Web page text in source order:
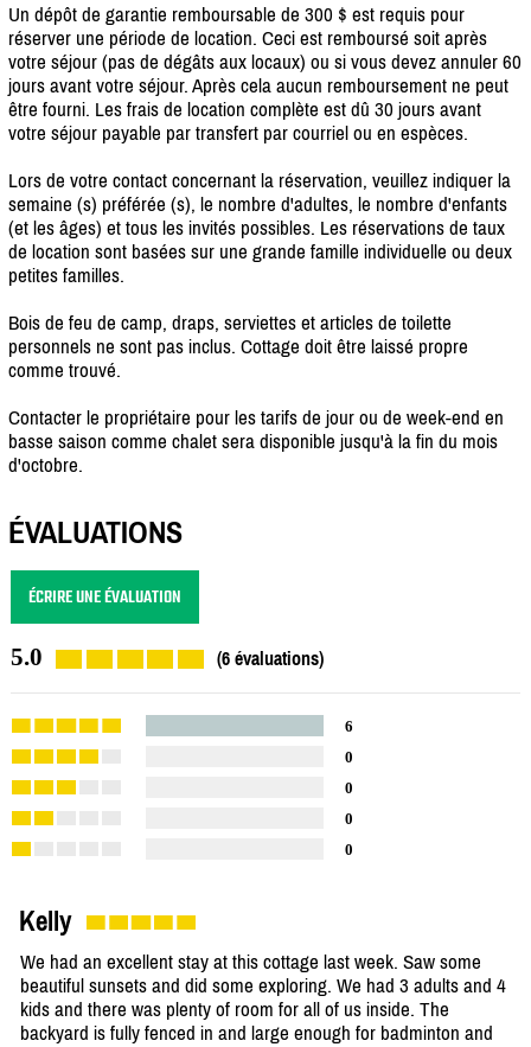
Un dépôt de garantie remboursable de 300 $ est requis pour
réserver une période de location. Ceci est remboursé soit après
votre séjour (pas de dégâts aux locaux) ou si vous devez annuler 60
jours avant votre séjour. Après cela aucun remboursement ne peut
être fourni. Les frais de location complète est dû 30 jours avant
votre séjour payable par transfert par courriel ou en espèces.
Lors de votre contact concernant la réservation, veuillez indiquer la
semaine (s) préférée (s), le nombre d'adultes, le nombre d'enfants
(et les âges) et tous les invités possibles. Les réservations de taux
de location sont basées sur une grande famille individuelle ou deux
petites familles.
Bois de feu de camp, draps, serviettes et articles de toilette
personnels ne sont pas inclus. Cottage doit être laissé propre
comme trouvé.
Contacter le propriétaire pour les tarifs de jour ou de week-end en
basse saison comme chalet sera disponible jusqu'à la fin du mois
d'octobre.
ÉVALUATIONS
ÉCRIRE UNE ÉVALUATION
5.0 (6 évaluations)
6
0
0
0
0
Kelly
We had an excellent stay at this cottage last week. Saw some
beautiful sunsets and did some exploring. We had 3 adults and 4
kids and there was plenty of room for all of us inside. The
backyard is fully fenced in and large enough for badminton and